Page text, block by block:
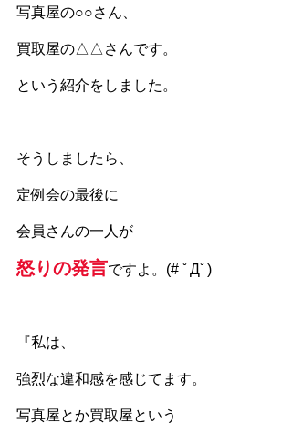
写真屋の○○さん、
買取屋の△△さんです。
という紹介をしました。
そうしましたら、
定例会の最後に
会員さんの一人が
怒りの発言ですよ。(# ﾟДﾟ)
『私は、
強烈な違和感を感じてます。
写真屋とか買取屋という